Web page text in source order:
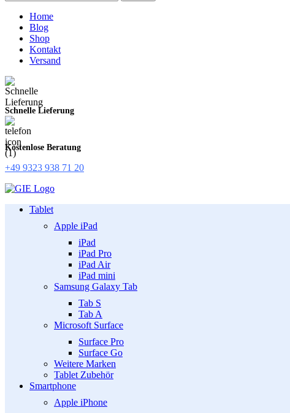
Home
Blog
Shop
Kontakt
Versand
Schnelle Lieferung
Kostenlose Beratung
+49 9323 938 71 20
Tablet
Apple iPad
iPad
iPad Pro
iPad Air
iPad mini
Samsung Galaxy Tab
Tab S
Tab A
Microsoft Surface
Surface Pro
Surface Go
Weitere Marken
Tablet Zubehör
Smartphone
Apple iPhone